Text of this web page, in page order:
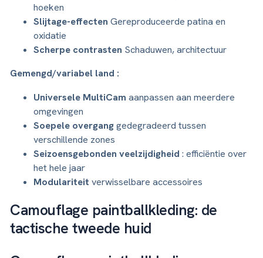
hoeken
Slijtage-effecten Gereproduceerde patina en
oxidatie
Scherpe contrasten Schaduwen, architectuur
Gemengd/variabel land :
Universele MultiCam aanpassen aan meerdere
omgevingen
Soepele overganggedegradeerd tussen
verschillende zones
Seizoensgebonden veelzijdigheid : efficiëntie over
het hele jaar
Modulariteit verwisselbare accessoires
Camouflage paintballkleding: de
tactische tweede huid